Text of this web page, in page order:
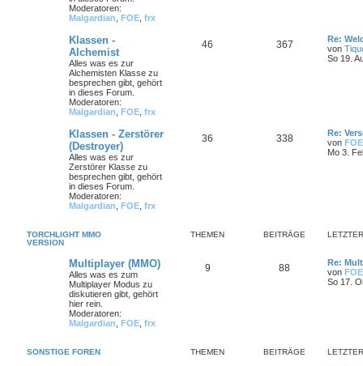
Moderatoren:
Malgardian FOE frx
Klassen -
Alchemist
Alles was es zur
Alchemisten Klasse zu
besprechen gibt, gehört
in dieses Forum.
Moderatoren:
Malgardian FOE frx
46 367
Re:
von
So 19.
Klassen - Zerstörer
(Destroyer)
Alles was es zur
Zerstörer Klasse zu
besprechen gibt, gehört
in dieses Forum.
Moderatoren:
Malgardian FOE frx
36 338
Re:
von FOE
Mo 3.
TORCHLIGHT MMO
VERSION
THEMEN BEITRÄGE
Multiplayer (MMO)
Alles was es zum
Multiplayer Modus zu
diskutieren gibt, gehört
hier rein.
Moderatoren:
Malgardian FOE frx
9 88
Re:
von FOE
So 17.
SONSTIGE FOREN THEMEN BEITRÄGE